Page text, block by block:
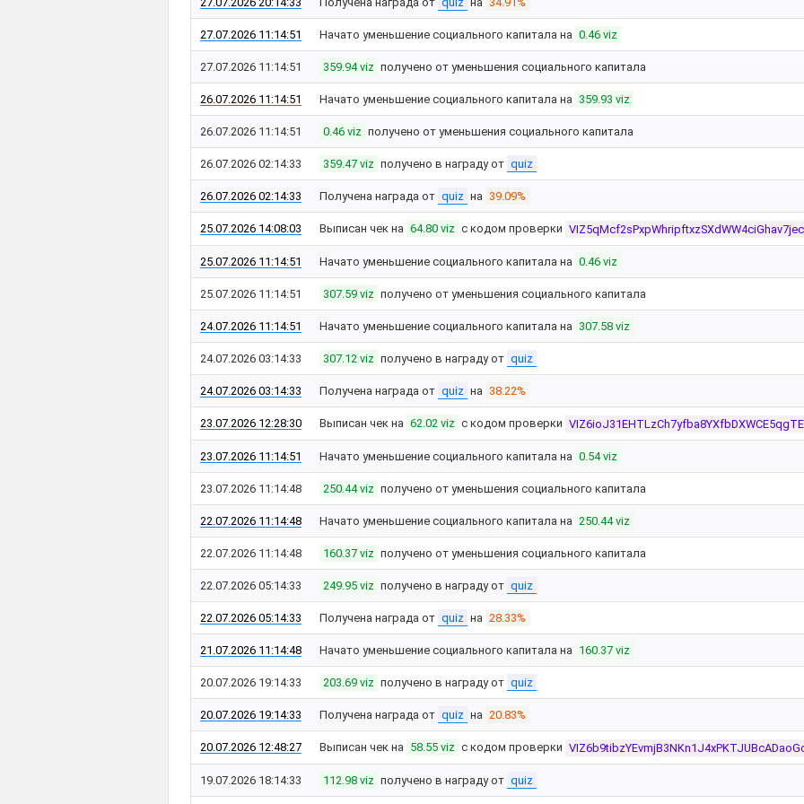
27.07.2026 11:14:51 Начато уменьшение социального капитала на 0.46 viz
27.07.2026 11:14:51 359.94 viz получено от уменьшения социального капитала
26.07.2026 11:14:51 Начато уменьшение социального капитала на 359.93 viz
26.07.2026 11:14:51 0.46 viz получено от уменьшения социального капитала
26.07.2026 02:14:33 359.47 viz получено в награду от quiz
26.07.2026 02:14:33 Получена награда от quiz на 39.09%
25.07.2026 14:08:03 Выписан чек на 64.80 viz с кодом проверки
25.07.2026 11:14:51 Начато уменьшение социального капитала на 0.46 viz
25.07.2026 11:14:51 307.59 viz получено от уменьшения социального капитала
24.07.2026 11:14:51 Начато уменьшение социального капитала на 307.58 viz
24.07.2026 03:14:33 307.12 viz получено в награду от quiz
24.07.2026 03:14:33 Получена награда от quiz на 38.22%
23.07.2026 12:28:30 Выписан чек на 62.02 viz с кодом проверки
23.07.2026 11:14:51 Начато уменьшение социального капитала на 0.54 viz
23.07.2026 11:14:48 250.44 viz получено от уменьшения социального капитала
22.07.2026 11:14:48 Начато уменьшение социального капитала на 250.44 viz
22.07.2026 11:14:48 160.37 viz получено от уменьшения социального капитала
22.07.2026 05:14:33 249.95 viz получено в награду от quiz
22.07.2026 05:14:33 Получена награда от quiz на 28.33%
21.07.2026 11:14:48 Начато уменьшение социального капитала на 160.37 viz
20.07.2026 19:14:33 203.69 viz получено в награду от quiz
20.07.2026 19:14:33 Получена награда от quiz на 20.83%
20.07.2026 12:48:27 Выписан чек на 58.55 viz с кодом проверки
19.07.2026 18:14:33 112.98 viz получено в награду от quiz